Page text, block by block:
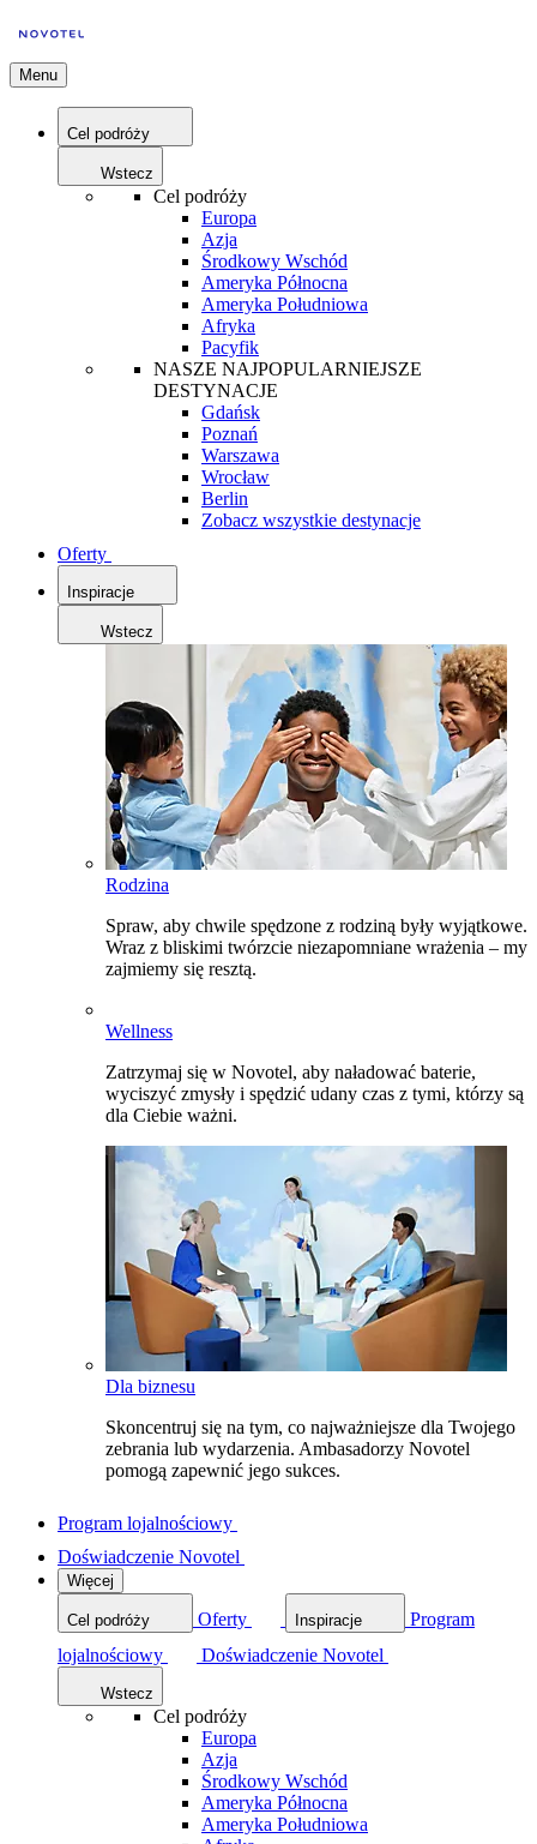
Menu
Cel podróży
Wstecz
Cel podróży
Europa
Azja
Środkowy Wschód
Ameryka Północna
Ameryka Południowa
Afryka
Pacyfik
NASZE NAJPOPULARNIEJSZE
DESTYNACJE
Gdańsk
Poznań
Warszawa
Wrocław
Berlin
Zobacz wszystkie destynacje
Oferty
Inspiracje
Wstecz
Rodzina
Spraw, aby chwile spędzone z rodziną były wyjątkowe.
Wraz z bliskimi twórzcie niezapomniane wrażenia – my
zajmiemy się resztą.
Wellness
Zatrzymaj się w Novotel, aby naładować baterie,
wyciszyć zmysły i spędzić udany czas z tymi, którzy są
dla Ciebie ważni.
Dla biznesu
Skoncentruj się na tym, co najważniejsze dla Twojego
zebrania lub wydarzenia. Ambasadorzy Novotel
pomogą zapewnić jego sukces.
Program lojalnościowy
Doświadczenie Novotel
Więcej
Cel podróży Oferty Inspiracje
Program
lojalnościowy
Doświadczenie Novotel
Wstecz
Cel podróży
Europa
Azja
Środkowy Wschód
Ameryka Północna
Ameryka Południowa